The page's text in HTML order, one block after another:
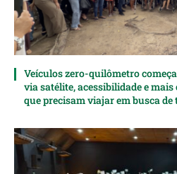
Veículos zero-quilômetro
via satélite, acessibilidade e
que precisam viajar em busca